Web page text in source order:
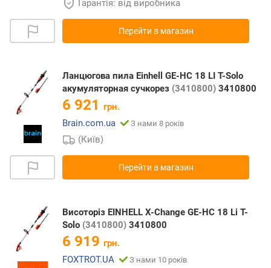
Гарантія: від виробника
Перейти в магазин
Ланцюгова пила Einhell GE-HC 18 LI T-Solo
акумуляторная сучкорез (3410800) 3410800
6 921 грн.
Brain.com.ua
З нами 8 років
(Київ)
Перейти в магазин
Висоторіз EINHELL X-Change GE-HC 18 Li Т-
Solo (3410800) 3410800
6 919 грн.
FOXTROT.UA
З нами 10 років